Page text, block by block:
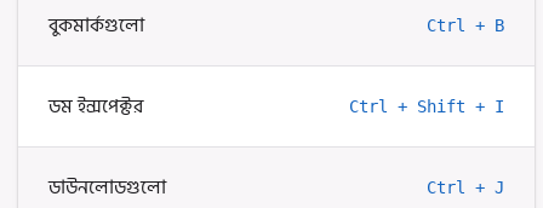
বুকমার্কগুলো Ctrl + B
ডম ইন্সপেক্টর Ctrl + Shift + I
ডাউনলোডগুলো Ctrl + J